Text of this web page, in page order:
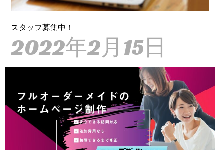
スタッフ募集中！
2022年2月15日